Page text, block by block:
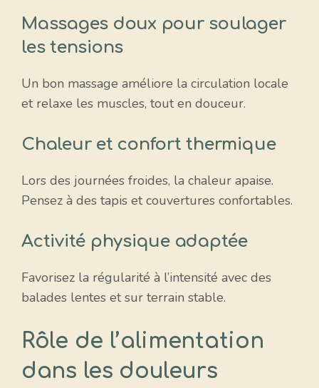
Massages doux pour soulager
les tensions
Un bon massage améliore la circulation locale
et relaxe les muscles, tout en douceur.
Chaleur et confort thermique
Lors des journées froides, la chaleur apaise.
Pensez à des tapis et couvertures confortables.
Activité physique adaptée
Favorisez la régularité à l’intensité avec des
balades lentes et sur terrain stable.
Rôle de l’alimentation
dans les douleurs